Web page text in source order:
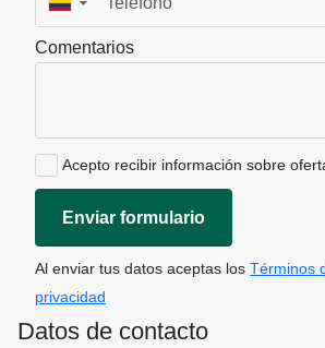
▼
Comentarios
Acepto recibir información sobre
Enviar formulario
Al enviar tus datos aceptas los Términos
privacidad
Datos de contacto